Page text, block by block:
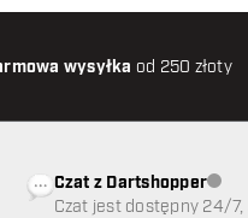
wysyłka od 250 złoty
Czat z Dartshopper
Czat jest dostępny 24/7,